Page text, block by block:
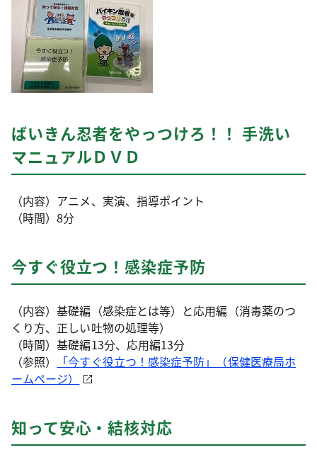
ばいきん忍者をやっつけろ！！ 手洗い
マニュアルＤＶＤ
（内容）アニメ、実演、指導ポイント
（時間）8分
今すぐ役立つ！感染症予防
（内容）基礎編（感染症とは等）と応用編（消毒薬のつ
くり方、正しい吐物の処理等）
（時間）基礎編13分、応用編13分
（参照）
「今すぐ役立つ！感染症予防」（保健医療局ホ
ームページ）
知って安心・結核対応